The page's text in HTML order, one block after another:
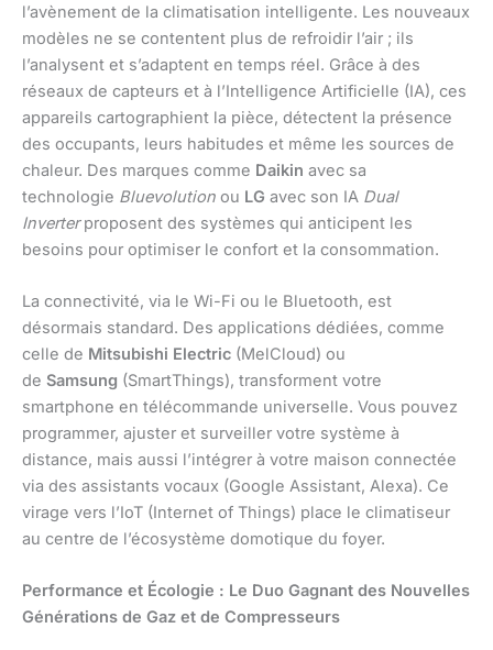
l’avènement de la climatisation intelligente. Les nouveaux
modèles ne se contentent plus de refroidir l’air ; ils
l’analysent et s’adaptent en temps réel. Grâce à des
réseaux de capteurs et à l’Intelligence Artificielle (IA), ces
appareils cartographient la pièce, détectent la présence
des occupants, leurs habitudes et même les sources de
chaleur. Des marques comme Daikin avec sa
technologie Bluevolution ou LG avec son IA Dual
Inverterproposent des systèmes qui anticipent les
besoins pour optimiser le confort et la consommation.
La connectivité, via le Wi-Fi ou le Bluetooth, est
désormais standard. Des applications dédiées, comme
celle de Mitsubishi Electric (MelCloud) ou
de Samsung (SmartThings), transforment votre
smartphone en télécommande universelle. Vous pouvez
programmer, ajuster et surveiller votre système à
distance, mais aussi l’intégrer à votre maison connectée
via des assistants vocaux (Google Assistant, Alexa). Ce
virage vers l’IoT (Internet of Things) place le climatiseur
au centre de l’écosystème domotique du foyer.
Performance et Écologie : Le Duo Gagnant des Nouvelles
Générations de Gaz et de Compresseurs